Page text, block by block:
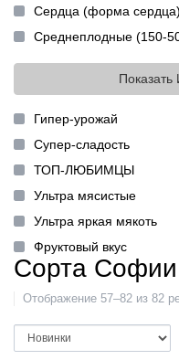
Сердца (форма сердца)
Среднеплодные (150-
Показать
Гипер-урожай
Супер-сладость
ТОП-ЛЮБИМЦЫ
Ультра мясистые
Ультра яркая мякоть
Фруктовый вкус
Сорта
Отображение 57–82 из 82